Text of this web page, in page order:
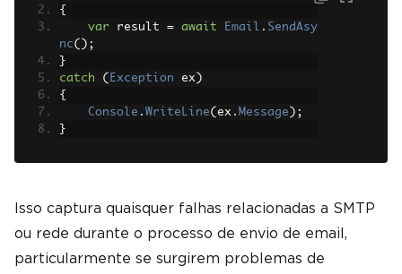
{
var result = await Email . SendAsy
nc();
}
catch
( Exception ex )
{
Console . WriteLine( ex . Message );
}
Isso captura quaisquer falhas relacionadas a SMTP
ou rede durante o processo de envio de email,
particularmente se surgirem problemas de